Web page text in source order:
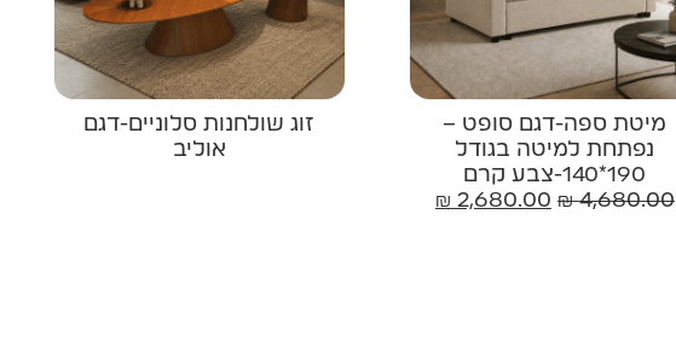
מיטת ספה-דגם סופט –
נפתחת למיטה בגודל
190*140-צבע קרם
4,680.00
₪
2,680.00
₪
זוג שולחנות סלוניים-דגם
אוליב